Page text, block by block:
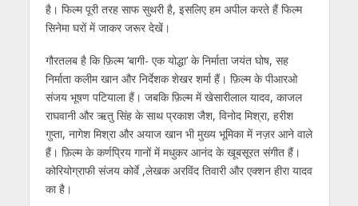
है। फिल्‍म पूरी तरह साफ सुथरी है, इसलिए हम अपील करते हैं फिल्‍म
सिनेमा घरों में जाकर जरूर देखें।
गौरतलब है कि फ़िल्म ‘बागी- एक योद्धा’ के निर्माता जयंत घोष, सह
निर्माता कलीम खान और निर्देशक शेखर शर्मा हैं। फ़िल्म के पीआरओ
संजय भूषण पटियाला हैं। जबकि फ़िल्म में खेसारीलाल यादव, काजल
राघवानी और ऋतु सिंह के साथ प्रकाश जैश, विनोद मिश्रा, हरीश
गुप्ता, नागेश मिश्रा और अयाज खान भी मुख्य भूमिका में नज़र आने वाले
हैं। फ़िल्म के कर्णप्रिय गानों में मधुकर आनंद के खूबसूरत संगीत हैं।
कोरियोग्राफी संजय कोर्वे ,लेखक अरविंद तिवारी और एक्शन हीरा यादव
का है।